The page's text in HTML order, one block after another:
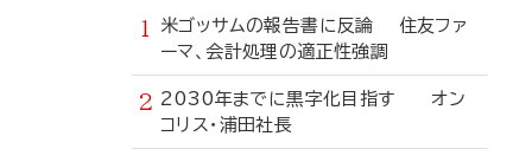
米ゴッサムの報告書に反論 住友ファ
ーマ、会計処理の適正性強調
2030年までに黒字化目指す オン
コリス・浦田社長